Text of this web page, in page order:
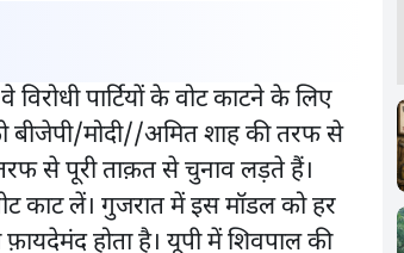
पार्टियों के वोट काटने के लिए
बीजेपी/मोदी//अमित शाह की तरफ से
से पूरी ताक़त से चुनाव लड़ते हैं।
काट लें। गुजरात में इस मॉडल को हर
होता है। यूपी में शिवपाल की